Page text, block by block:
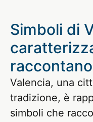
Simboli di
Valencia, una
tradizione, è
simboli che